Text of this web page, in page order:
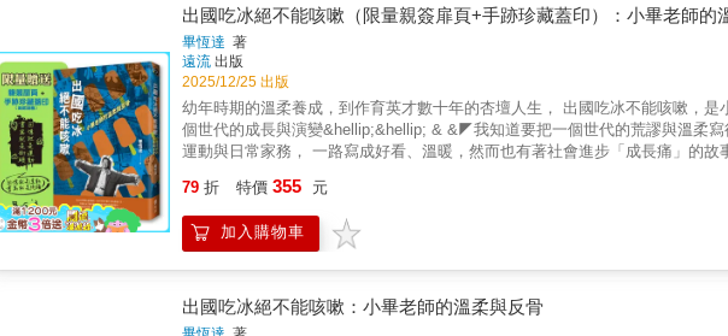
超越常人的想像力、思維（並擋人財路），以及一些語不驚人死不休的作風，
默默無聞，其成就更久久不為後人所知，甚至連他的親自撰寫的自傳，也只
歲的親筆自傳──世人都說特斯拉的下場超悲催，他卻始終淡定的迎風向前！
於在近年來愈來愈為人所熟知，而他與愛迪生之間的電流大戰，也開始一一被
中，他沒有對於阻礙他的事業之路的愛迪生大肆批評，沒有對實驗室大火及其
摩根，他仍對他抱持著當初知遇的感恩…… 在這本輕薄短小的自傳中，我們
斯拉線圈、放大發射機、渦輪機、無線傳輸、無人機、機器人、自動車……）
流電產生旋轉磁場的原理；因愛迪生以美式幽默打發他，不發任務獎金五萬
空的Idea、對於電磁學和發明的熱情……。★ 他小時候曾二次差點溺斃，並認
定會擺脫掉賭癮的。」然後他說戒就戒了。★ 他認為自己人生中的第一次發明
器」），他因而滿載而歸，氣死了丟下他去抓青蛙的玩伴們。★ 他從小就博覽
到藝術、文學、小說都看，精通十二種語言。★ 他長期被異於常人的超凡聽
腦海裡將所有發想的細節完美描繪出來，不只與實際打造出的發明沒有差別
出國吃冰絕不能咳嗽（限量親簽扉頁+手跡珍藏蓋印）：小畢老師的
畢恆達 著
遠流 出版
2025/12/25 出版
幼年時期的溫柔養成，到作育英才數十年的杏壇人生， 出國吃冰不能咳嗽，
個世代的成長與演變&hellip;&hellip; & &◤我知道要把一個世代的荒謬與溫柔
運動與日常家務， 一路寫成好看、溫暖，然而也有著社會進步「成長痛」
大家上街頭，而是回望自己的人生故事與過往經歷，期待與大家一起思索，幾
需要時間養成才得以撼動的價值觀。 隨著書中故事，我們回顧了戒嚴時代的
理與性別空間的觀察，以及為社會弱勢發聲的運動&hellip;&hellip;，這些軌跡
輕即成為臺大城鄉所所長，卻被說是「小孩子當所長」？ & ◤透過這本書中我
至少希望是個好聽的故事。◢&&& ──畢恆達
79 折 特價 355 元
加入購物車
出國吃冰絕不能咳嗽：小畢老師的溫柔與反骨